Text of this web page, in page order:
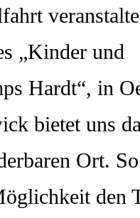
„Kinder und
Hardt“, in
bietet uns
Ort.
den